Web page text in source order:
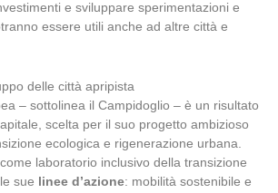
e sviluppare sperimentazioni e
essere utili anche ad altre città e
delle città apripista
– sottolinea il Campidoglio – è un risultato
scelta per il suo progetto ambizioso
ecologica e rigenerazione urbana.
laboratorio inclusivo della transizione
sue linee d’azione: mobilità sostenibile e